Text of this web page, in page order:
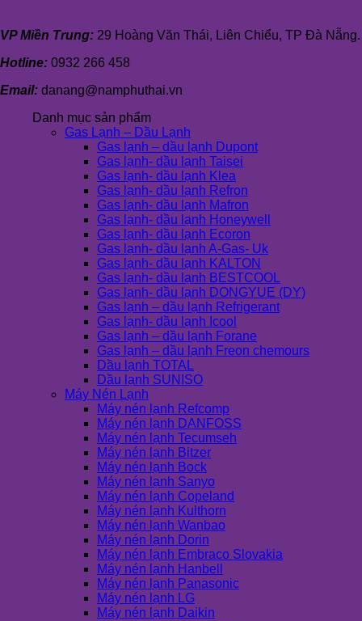
VP Miền Trung: 29 Hoàng Văn Thái, Liên Chiểu, TP Đà Nẵng.
Hotline: 0932 266 458
Email: danang@namphuthai.vn
Danh mục sản phẩm
Gas Lạnh – Dầu Lạnh
Gas lạnh – dầu lạnh Dupont
Gas lạnh- dầu lạnh Taisei
Gas lạnh- dầu lạnh Klea
Gas lạnh- dầu lạnh Refron
Gas lạnh- dầu lạnh Mafron
Gas lạnh- dầu lạnh Honeywell
Gas lạnh- dầu lạnh Ecoron
Gas lạnh- dầu lạnh A-Gas- Uk
Gas lạnh- dầu lạnh KALTON
Gas lạnh- dầu lạnh BESTCOOL
Gas lạnh- dầu lạnh DONGYUE (DY)
Gas lạnh – dầu lạnh Refrigerant
Gas lạnh- dầu lạnh Icool
Gas lạnh – dầu lạnh Forane
Gas lạnh – dầu lạnh Freon chemours
Dầu lạnh TOTAL
Dầu lạnh SUNISO
Máy Nén Lạnh
Máy nén lạnh Refcomp
Máy nén lạnh DANFOSS
Máy nén lạnh Tecumseh
Máy nén lạnh Bitzer
Máy nén lạnh Bock
Máy nén lạnh Sanyo
Máy nén lạnh Copeland
Máy nén lạnh Kulthorn
Máy nén lạnh Wanbao
Máy nén lạnh Dorin
Máy nén lạnh Embraco Slovakia
Máy nén lạnh Hanbell
Máy nén lạnh Panasonic
Máy nén lạnh LG
Máy nén lạnh Daikin